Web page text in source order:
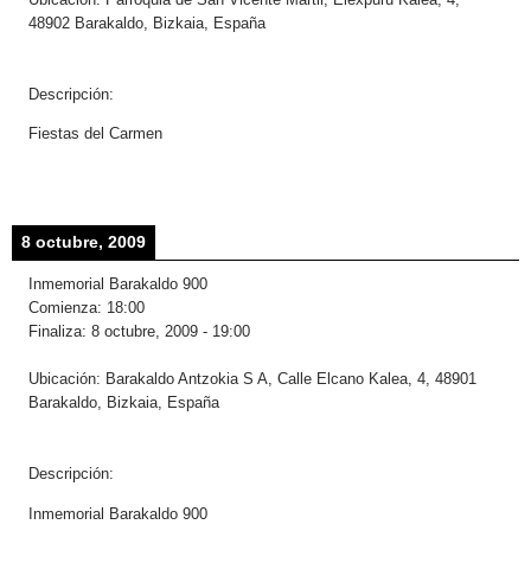
48902 Barakaldo, Bizkaia, España
Descripción:
Fiestas del Carmen
8 octubre, 2009
Inmemorial Barakaldo 900
Comienza: 18:00
Finaliza: 8 octubre, 2009 - 19:00
Ubicación: Barakaldo Antzokia S A, Calle Elcano Kalea, 4, 48901
Barakaldo, Bizkaia, España
Descripción:
Inmemorial Barakaldo 900